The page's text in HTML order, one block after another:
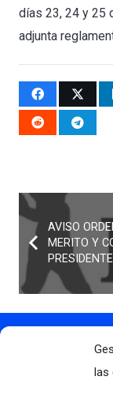
las
días 23, 24 y 25
adjunta
AVISO
MERITO Y
PRESIDENTE